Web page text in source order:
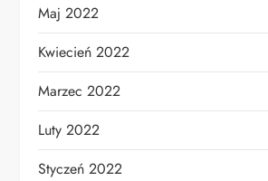
Maj 2022
Kwiecień 2022
Marzec 2022
Luty 2022
Styczeń 2022